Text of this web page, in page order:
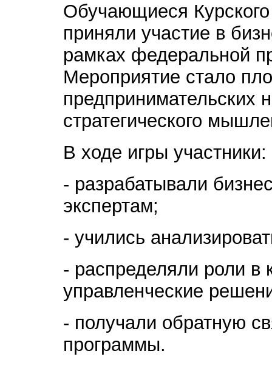
Обучающиеся
приняли участие в
рамках федеральной
Мероприятие стало
предпринимательских
стратегического
В ходе игры участники:
- разрабатывали
экспертам;
- учились
- распределяли роли в
управленческие
- получали обратную
программы.